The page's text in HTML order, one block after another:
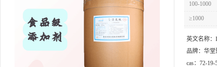
100-1000
≥1000
英文名称：
品牌： 华堂
cas： 72-19-